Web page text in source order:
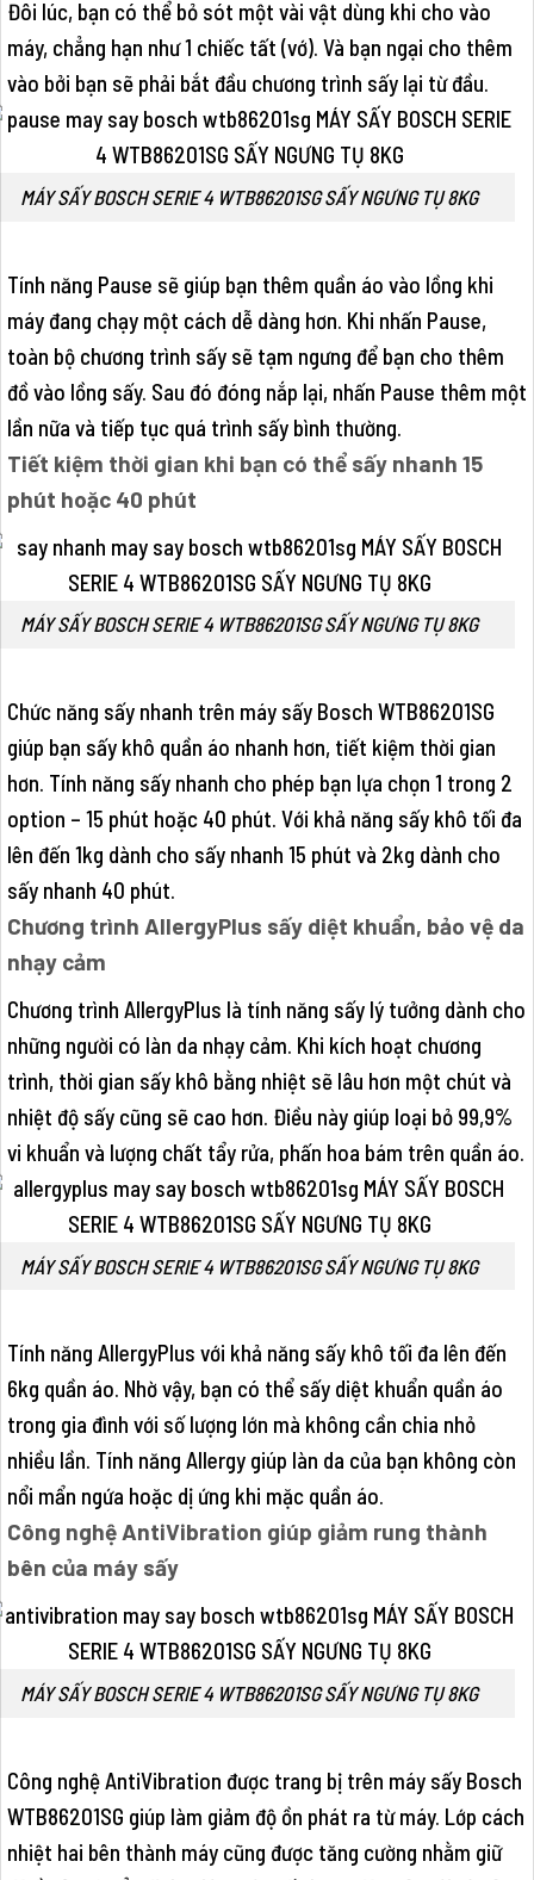
Đôi lúc, bạn có thể bỏ sót một vài vật dùng khi cho vào
máy, chẳng hạn như 1 chiếc tất (vớ). Và bạn ngại cho thêm
vào bởi bạn sẽ phải bắt đầu chương trình sấy lại từ đầu.
MÁY SẤY BOSCH SERIE 4 WTB86201SG SẤY NGƯNG TỤ 8KG
Tính năng Pause sẽ giúp bạn thêm quần áo vào lồng khi
máy đang chạy một cách dễ dàng hơn. Khi nhấn Pause,
toàn bộ chương trình sấy sẽ tạm ngưng để bạn cho thêm
đồ vào lồng sấy. Sau đó đóng nắp lại, nhấn Pause thêm một
lần nữa và tiếp tục quá trình sấy bình thường.
Tiết kiệm thời gian khi bạn có thể sấy nhanh 15
phút hoặc 40 phút
MÁY SẤY BOSCH SERIE 4 WTB86201SG SẤY NGƯNG TỤ 8KG
Chức năng sấy nhanh trên máy sấy Bosch WTB86201SG
giúp bạn sấy khô quần áo nhanh hơn, tiết kiệm thời gian
hơn. Tính năng sấy nhanh cho phép bạn lựa chọn 1 trong 2
option – 15 phút hoặc 40 phút. Với khả năng sấy khô tối đa
lên đến 1kg dành cho sấy nhanh 15 phút và 2kg dành cho
sấy nhanh 40 phút.
Chương trình AllergyPlus sấy diệt khuẩn, bảo vệ da
nhạy cảm
Chương trình AllergyPlus là tính năng sấy lý tưởng dành cho
những người có làn da nhạy cảm. Khi kích hoạt chương
trình, thời gian sấy khô bằng nhiệt sẽ lâu hơn một chút và
nhiệt độ sấy cũng sẽ cao hơn. Điều này giúp loại bỏ 99,9%
vi khuẩn và lượng chất tẩy rửa, phấn hoa bám trên quần áo.
MÁY SẤY BOSCH SERIE 4 WTB86201SG SẤY NGƯNG TỤ 8KG
Tính năng AllergyPlus với khả năng sấy khô tối đa lên đến
6kg quần áo. Nhờ vậy, bạn có thể sấy diệt khuẩn quần áo
trong gia đình với số lượng lớn mà không cần chia nhỏ
nhiều lần. Tính năng Allergy giúp làn da của bạn không còn
nổi mẩn ngứa hoặc dị ứng khi mặc quần áo.
Công nghệ AntiVibration giúp giảm rung thành
bên của máy sấy
MÁY SẤY BOSCH SERIE 4 WTB86201SG SẤY NGƯNG TỤ 8KG
Công nghệ AntiVibration được trang bị trên máy sấy Bosch
WTB86201SG giúp làm giảm độ ồn phát ra từ máy. Lớp cách
nhiệt hai bên thành máy cũng được tăng cường nhằm giữ